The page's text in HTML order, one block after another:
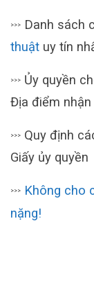
>>> Danh sách
thuật uy tín
>>> Ủy quyền
Địa điểm nhận
>>> Quy định
Giấy ủy quyền
>>>
Không cho
nặng!